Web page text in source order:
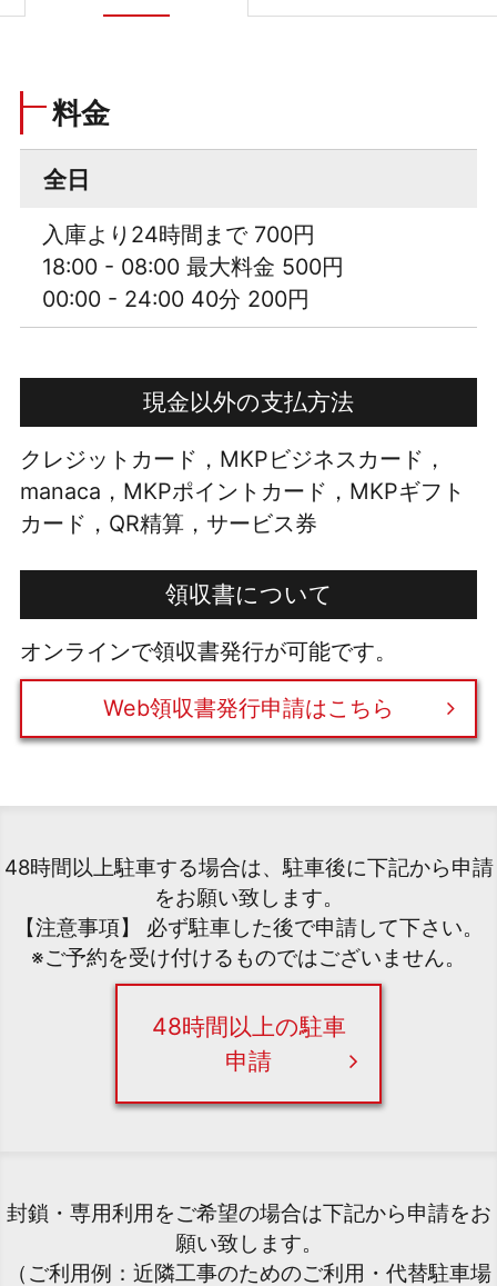
料金
全日
入庫より24時間まで 700円
18:00 - 08:00 最大料金 500円
00:00 - 24:00 40分 200円
現金以外の支払方法
クレジットカード，MKPビジネスカード，
manaca，MKPポイントカード，MKPギフト
カード，QR精算，サービス券
領収書について
オンラインで領収書発行が可能です。
Web領収書発行申請はこちら
48時間以上駐車する場合は、駐車後に下記から申請
をお願い致します。
【注意事項】 必ず駐車した後で申請して下さい。
※ご予約を受け付けるものではございません。
48時間以上の駐車
申請
封鎖・専用利用をご希望の場合は下記から申請をお
願い致します。
（ご利用例：近隣工事のためのご利用・代替駐車場